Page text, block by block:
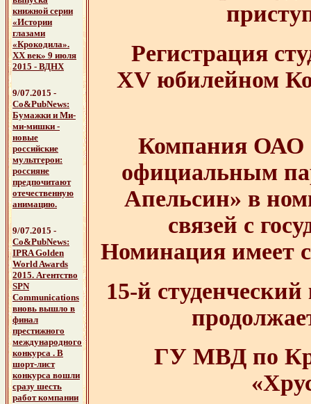
книжной серии
«Истории
глазами
«Крокодила».
ХХ век» 9 июля
2015 - ВДНХ
9/07.2015 -
Со&PubNews:
Бумажки и Ми-
ми-мишки -
новые
российские
мультгерои:
россияне
предпочитают
отечественную
анимацию.
9/07.2015 -
Со&PubNews:
IPRA Golden
World Awards
2015. Агентство
SPN
Communications
вновь вышло в
финал
престижного
международного
конкурса . В
шорт-лист
конкурса вошли
сразу шесть
работ компании
Регистрация
XV юбилейном
Компания ОАО
официальным
Апельсин» в
связей с
Номинация имеет
15-й
ГУ МВД по